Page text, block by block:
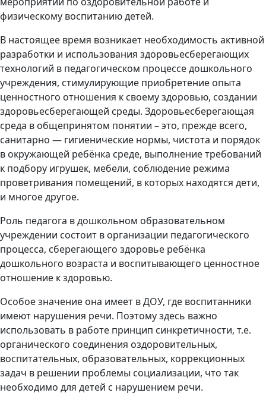
физическому воспитанию детей.
В настоящее время возникает необходимость активной
разработки и использования здоровьесберегающих
технологий в педагогическом процессе дошкольного
учреждения, стимулирующие приобретение опыта
ценностного отношения к своему здоровью, создании
здоровьесберегающей среды. Здоровьесберегающая
среда в общепринятом понятии – это, прежде всего,
санитарно — гигиенические нормы, чистота и порядок
в окружающей ребёнка среде, выполнение требований
к подбору игрушек, мебели, соблюдение режима
проветривания помещений, в которых находятся дети,
и многое другое.
Роль педагога в дошкольном образовательном
учреждении состоит в организации педагогического
процесса, сберегающего здоровье ребёнка
дошкольного возраста и воспитывающего ценностное
отношение к здоровью.
Особое значение она имеет в ДОУ, где воспитанники
имеют нарушения речи. Поэтому здесь важно
использовать в работе принцип синкретичности, т.е.
органического соединения оздоровительных,
воспитательных, образовательных, коррекционных
задач в решении проблемы социализации, что так
необходимо для детей с нарушением речи.